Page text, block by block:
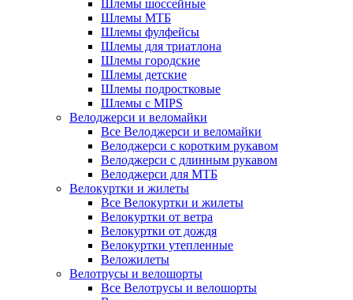
Шлемы шоссейные
Шлемы МТБ
Шлемы фулфейсы
Шлемы для триатлона
Шлемы городские
Шлемы детские
Шлемы подростковые
Шлемы с MIPS
Велоджерси и веломайки
Все Велоджерси и веломайки
Велоджерси с коротким рукавом
Велоджерси с длинным рукавом
Велоджерси для МТБ
Велокуртки и жилеты
Все Велокуртки и жилеты
Велокуртки от ветра
Велокуртки от дождя
Велокуртки утепленные
Веложилеты
Велотрусы и велошорты
Все Велотрусы и велошорты